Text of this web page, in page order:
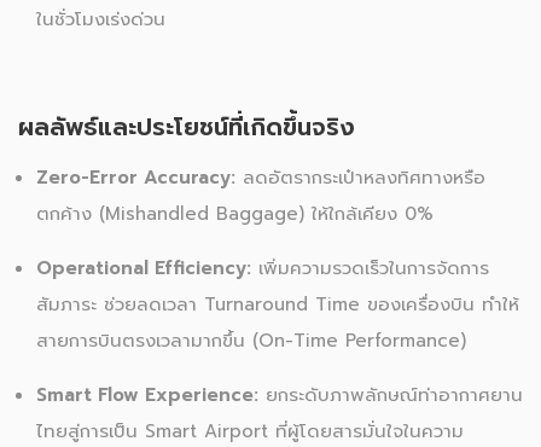
ในชั่วโมงเร่งด่วน
ผลลัพธ์และประโยชน์ที่เกิดขึ้นจริง
Zero-Error Accuracy: ลดอัตรากระเป๋าหลงทิศทางหรือ
ตกค้าง (Mishandled Baggage) ให้ใกล้เคียง 0%
Operational Efficiency: เพิ่มความรวดเร็วในการจัดการ
สัมภาระ ช่วยลดเวลา Turnaround Time ของเครื่องบิน ทำให้
สายการบินตรงเวลามากขึ้น (On-Time Performance)
Smart Flow Experience: ยกระดับภาพลักษณ์ท่าอากาศยาน
ไทยสู่การเป็น Smart Airport ที่ผู้โดยสารมั่นใจในความ